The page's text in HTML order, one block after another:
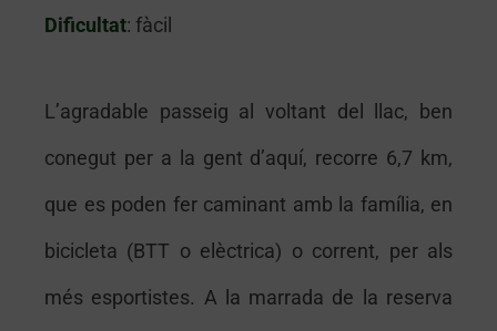
Dificultat: fàcil
L’agradable passeig al voltant del llac, ben
conegut per a la gent d’aquí, recorre 6,7 km,
que es poden fer caminant amb la família, en
bicicleta (BTT o elèctrica) o corrent, per als
més esportistes. A la marrada de la reserva